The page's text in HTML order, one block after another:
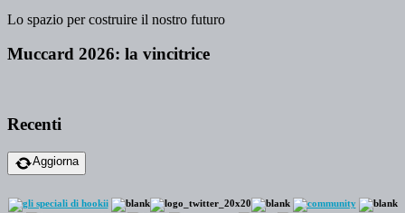
Lo spazio per costruire il nostro futuro
Muccard 2026: la vincitrice
Recenti
Aggiorna